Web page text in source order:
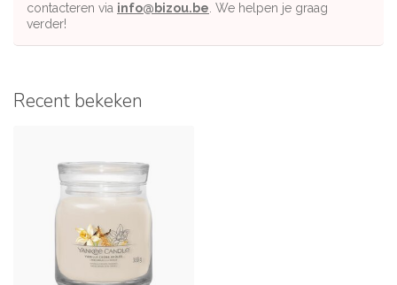
contacteren via info@bizou.be . We helpen je graag
verder!
Recent bekeken